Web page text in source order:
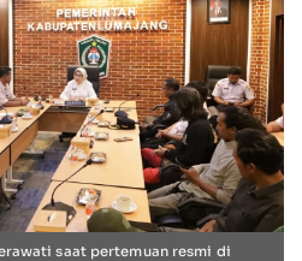
saat pertemuan resmi di